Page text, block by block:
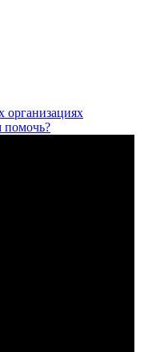
организациях
помочь?